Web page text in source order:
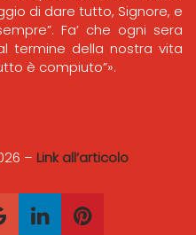
di dare tutto, Signore, e
Fa’ che ogni sera
termine della nostra vita
è compiuto”».
– Link all’articolo